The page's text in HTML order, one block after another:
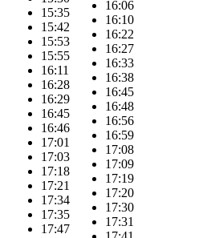
15:35
15:42
15:53
15:55
16:11
16:28
16:29
16:45
16:46
17:01
17:03
17:18
17:21
17:34
17:35
17:47
16:06
16:10
16:22
16:27
16:33
16:38
16:45
16:48
16:56
16:59
17:08
17:09
17:19
17:20
17:30
17:31